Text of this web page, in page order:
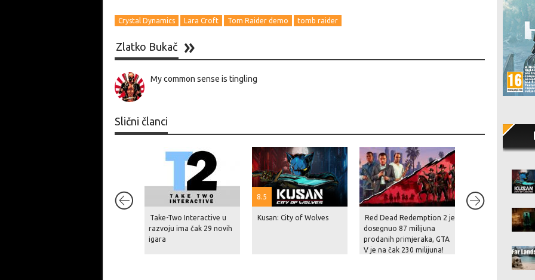
Crystal Dynamics Lara Croft Tom Raider demo tomb raider
Zlatko Bukač
My common sense is tingling
Slični članci
Take-Two Interactive u
razvoju ima čak 29 novih
igara
8.5
Kusan: City of Wolves
Red Dead Redemption 2 je
dosegnuo 87 milijuna
prodanih primjeraka, GTA
V je na čak 230 milijuna!
Šef Take-Two
otvoreno o
više nemaju smisla,
digitalna izdanja